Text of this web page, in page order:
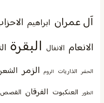
آل عمران ابراهيم
الانعام الانفال البقرة
الحشر الذاريات الروم الزمر
الطور العنكبوت الفرقان القصص